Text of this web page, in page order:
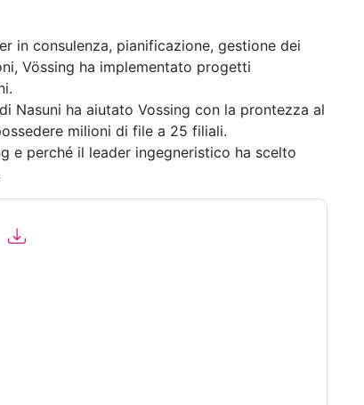
in consulenza, pianificazione, gestione dei
Vössing ha implementato progetti
Nasuni ha aiutato Vossing con la prontezza al
milioni di file a 25 filiali.
e perché il leader ingegneristico ha scelto